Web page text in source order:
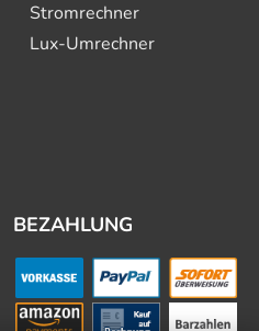
Stromrechner
Lux-Umrechner
BEZAHLUNG